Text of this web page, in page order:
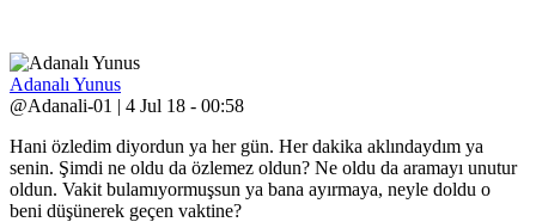
Adanalı Yunus
@Adanali-01 | 4 Jul 18 - 00:58
Hani özledim diyordun ya her gün. Her dakika aklındaydım ya
senin. Şimdi ne oldu da özlemez oldun? Ne oldu da aramayı unutur
oldun. Vakit bulamıyormuşsun ya bana ayırmaya, neyle doldu o
beni düşünerek geçen vaktine?